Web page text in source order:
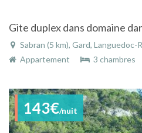
Sabran (5 km), Gard,
Appartement
3 chambres
143€/nuit